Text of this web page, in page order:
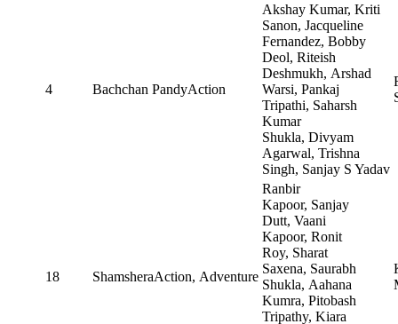
4 Bachchan PandyAction
Akshay Kumar, Kriti
Sanon, Jacqueline
Fernandez, Bobby
Deol, Riteish
Deshmukh, Arshad
Warsi, Pankaj
Tripathi, Saharsh
Kumar
Shukla, Divyam
Agarwal, Trishna
Singh, Sanjay S Yadav
18 ShamsheraAction, Adventure
Ranbir
Kapoor, Sanjay
Dutt, Vaani
Kapoor, Ronit
Roy, Sharat
Saxena, Saurabh
Shukla, Aahana
Kumra, Pitobash
Tripathy, Kiara